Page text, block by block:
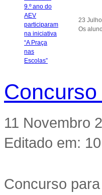
23
Os
11 Novembro
Editado em:
Concurso